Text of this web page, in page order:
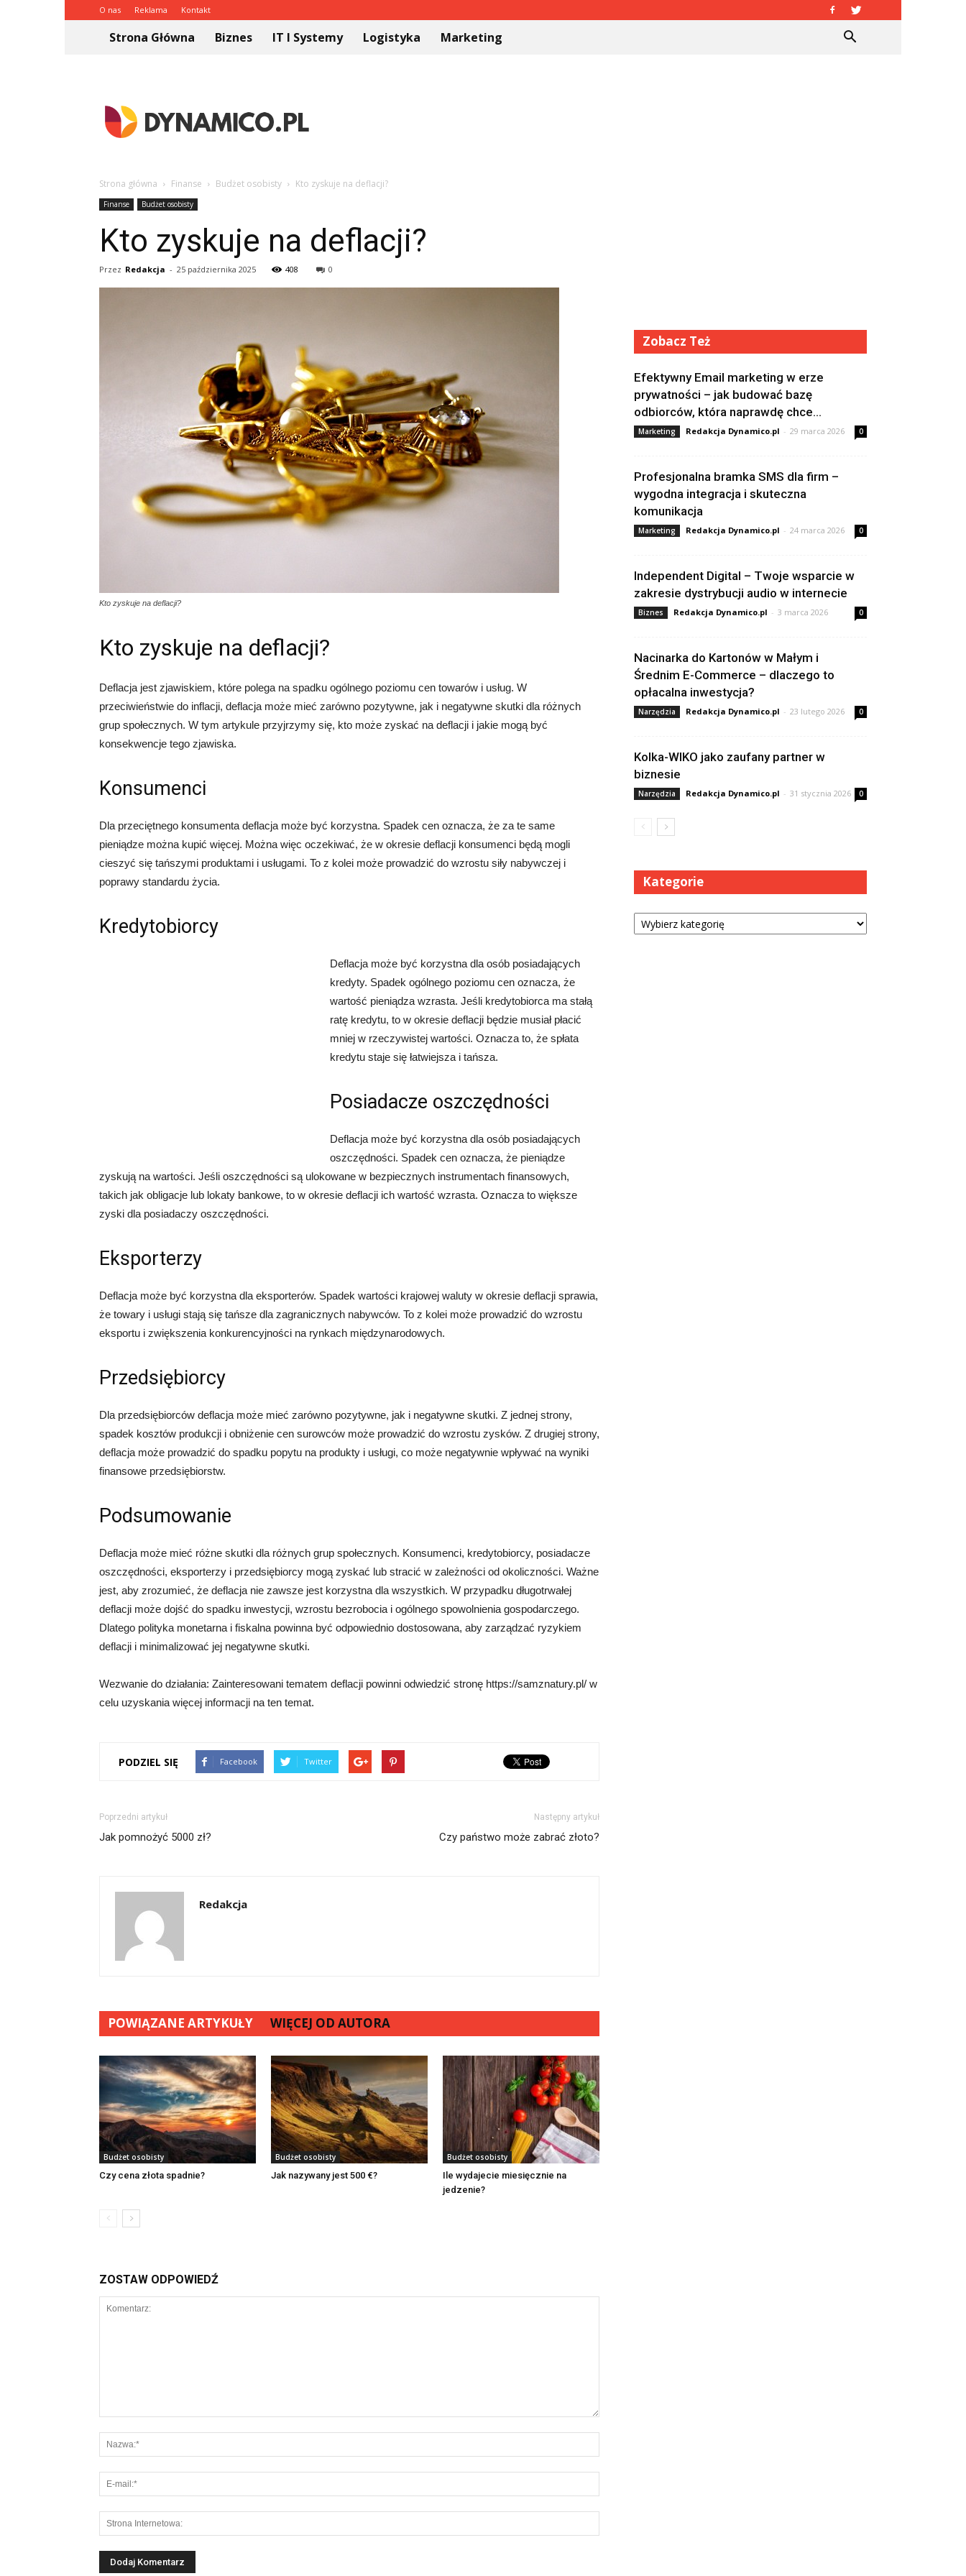
O nas Reklama Kontakt
Strona Główna Biznes IT I Systemy Logistyka Marketing
Strona główna Finanse Budżet osobisty Kto zyskuje na deflacji?
Finanse Budżet osobisty
Kto zyskuje na deflacji?
Przez Redakcja - 25 października 2025 408 0
Kto zyskuje na deflacji?
Kto zyskuje na deflacji?
Deflacja jest zjawiskiem, które polega na spadku ogólnego poziomu cen towarów i usług. W
przeciwieństwie do inflacji, deflacja może mieć zarówno pozytywne, jak i negatywne skutki dla różnych
grup społecznych. W tym artykule przyjrzymy się, kto może zyskać na deflacji i jakie mogą być
konsekwencje tego zjawiska.
Konsumenci
Dla przeciętnego konsumenta deflacja może być korzystna. Spadek cen oznacza, że za te same
pieniądze można kupić więcej. Można więc oczekiwać, że w okresie deflacji konsumenci będą mogli
cieszyć się tańszymi produktami i usługami. To z kolei może prowadzić do wzrostu siły nabywczej i
poprawy standardu życia.
Kredytobiorcy
Deflacja może być korzystna dla osób posiadających
kredyty. Spadek ogólnego poziomu cen oznacza, że
wartość pieniądza wzrasta. Jeśli kredytobiorca ma stałą
ratę kredytu, to w okresie deflacji będzie musiał płacić
mniej w rzeczywistej wartości. Oznacza to, że spłata
kredytu staje się łatwiejsza i tańsza.
Posiadacze oszczędności
Deflacja może być korzystna dla osób posiadających
oszczędności. Spadek cen oznacza, że pieniądze
zyskują na wartości. Jeśli oszczędności są ulokowane w bezpiecznych instrumentach finansowych,
takich jak obligacje lub lokaty bankowe, to w okresie deflacji ich wartość wzrasta. Oznacza to większe
zyski dla posiadaczy oszczędności.
Eksporterzy
Deflacja może być korzystna dla eksporterów. Spadek wartości krajowej waluty w okresie deflacji sprawia,
że towary i usługi stają się tańsze dla zagranicznych nabywców. To z kolei może prowadzić do wzrostu
eksportu i zwiększenia konkurencyjności na rynkach międzynarodowych.
Przedsiębiorcy
Dla przedsiębiorców deflacja może mieć zarówno pozytywne, jak i negatywne skutki. Z jednej strony,
spadek kosztów produkcji i obniżenie cen surowców może prowadzić do wzrostu zysków. Z drugiej strony,
deflacja może prowadzić do spadku popytu na produkty i usługi, co może negatywnie wpływać na wyniki
finansowe przedsiębiorstw.
Podsumowanie
Deflacja może mieć różne skutki dla różnych grup społecznych. Konsumenci, kredytobiorcy, posiadacze
oszczędności, eksporterzy i przedsiębiorcy mogą zyskać lub stracić w zależności od okoliczności. Ważne
jest, aby zrozumieć, że deflacja nie zawsze jest korzystna dla wszystkich. W przypadku długotrwałej
deflacji może dojść do spadku inwestycji, wzrostu bezrobocia i ogólnego spowolnienia gospodarczego.
Dlatego polityka monetarna i fiskalna powinna być odpowiednio dostosowana, aby zarządzać ryzykiem
deflacji i minimalizować jej negatywne skutki.
Wezwanie do działania: Zainteresowani tematem deflacji powinni odwiedzić stronę https://samznatury.pl/ w
celu uzyskania więcej informacji na ten temat.
PODZIEL SIĘ Facebook Twitter
Poprzedni artykuł
Jak pomnożyć 5000 zł?
Następny artykuł
Czy państwo może zabrać złoto?
Redakcja
POWIĄZANE ARTYKUŁY WIĘCEJ OD AUTORA
Budżet osobisty
Czy cena złota spadnie?
Budżet osobisty
Jak nazywany jest 500 €?
Budżet osobisty
Ile wydajecie miesięcznie na
jedzenie?
ZOSTAW ODPOWIEDŹ
Zobacz Też
Efektywny Email marketing w erze
prywatności – jak budować bazę
odbiorców, która naprawdę chce...
Marketing Redakcja Dynamico.pl - 29 marca 2026 0
Profesjonalna bramka SMS dla firm –
wygodna integracja i skuteczna
komunikacja
Marketing Redakcja Dynamico.pl - 24 marca 2026 0
Independent Digital – Twoje wsparcie w
zakresie dystrybucji audio w internecie
Biznes Redakcja Dynamico.pl - 3 marca 2026 0
Nacinarka do Kartonów w Małym i
Średnim E-Commerce – dlaczego to
opłacalna inwestycja?
Narzędzia Redakcja Dynamico.pl - 23 lutego 2026 0
Kolka-WIKO jako zaufany partner w
biznesie
Narzędzia Redakcja Dynamico.pl - 31 stycznia 2026 0
Kategorie
Kategorie